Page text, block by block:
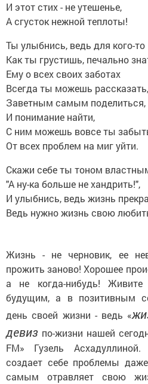
И этот стих - не утешенье,
А сгусток нежной теплоты!
Ты улыбнись, ведь для кого-то
Как ты грустишь, печально
Ему о всех своих заботах
Всегда ты можешь рассказать,
Заветным самым поделиться,
И понимание найти,
С ним можешь вовсе ты
От всех проблем на миг уйти.
Скажи себе ты тоном
"А ну-ка больше не хандрить!",
И улыбнись, ведь жизнь
Ведь нужно жизнь свою
Жизнь- не черновик, ее
прожить заново! Хорошее
а не когда-нибудь!
будущим, а в позитивным
день своей жизни - ведь «
девиз по-жизни нашей
FM» Гузель
создает себе проблемы
самым отравляет свою